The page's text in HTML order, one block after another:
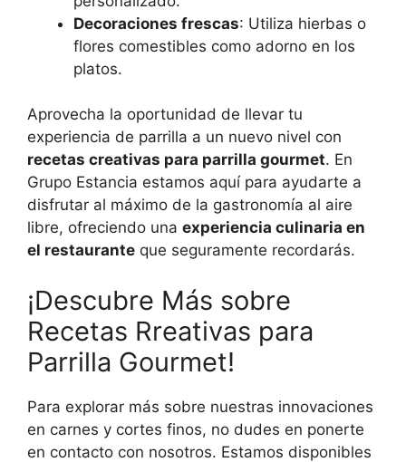
Decoraciones frescas: Utiliza hierbas o
flores comestibles como adorno en los
platos.
Aprovecha la oportunidad de llevar tu
experiencia de parrilla a un nuevo nivel con
recetas creativas para parrilla gourmet. En
Grupo Estancia estamos aquí para ayudarte a
disfrutar al máximo de la gastronomía al aire
libre, ofreciendo una experiencia culinaria en
el restaurante que seguramente recordarás.
¡Descubre Más sobre
Recetas Rreativas para
Parrilla Gourmet!
Para explorar más sobre nuestras innovaciones
en carnes y cortes finos, no dudes en ponerte
en contacto con nosotros. Estamos disponibles